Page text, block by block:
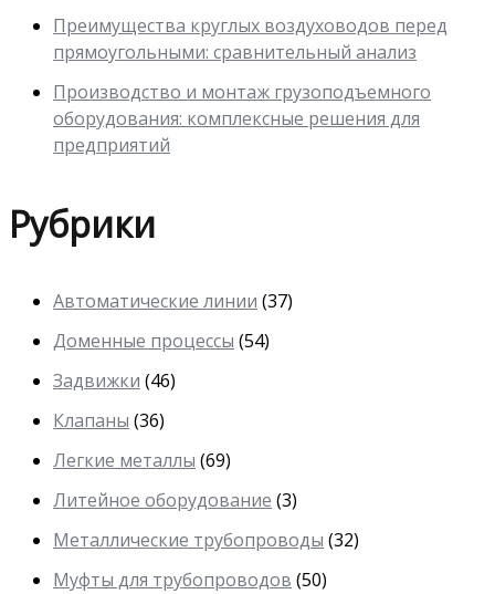
Преимущества круглых воздуховодов перед
прямоугольными: сравнительный анализ
Производство и монтаж грузоподъемного
оборудования: комплексные решения для
предприятий
Рубрики
Автоматические линии (37)
Доменные процессы (54)
Задвижки (46)
Клапаны (36)
Легкие металлы (69)
Литейное оборудование (3)
Металлические трубопроводы (32)
Муфты для трубопроводов (50)